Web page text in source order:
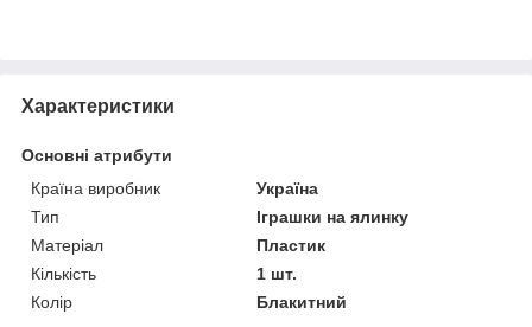
Характеристики
Основні атрибути
Країна виробник
Україна
Тип
Іграшки на ялинку
Матеріал
Пластик
Кількість
1 шт.
Колір
Блакитний